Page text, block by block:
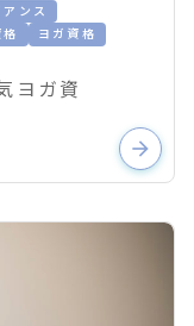
ンス
ヨガ資格
ヨガ資
arrow_forward